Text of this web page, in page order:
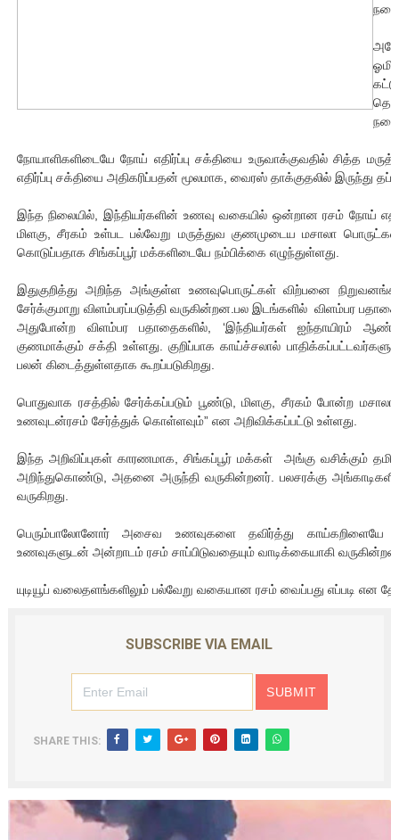
ஐ.நா முன்றலில் சீரற்ற காலநிலையிலும் தமிழின அழிப்பிற்கு
இளையராஜா – கமல் அவசர சந்திப்பு (படங்கள், விடியோ)
ஜனாதிபதி ஐக்கிய நாடுகளின் பொதுச் சபை கூட்டத்தில் இன்று
வலிமை தான் அஜித் திரைப்பயணத்திலே அதிக காலெக்ஷன் செய்த
நோயாளிகளிடையே நோய் எதிர்ப்பு சக்தியை உருவாக்குவதில் சித்த
எதிர்ப்பு சக்தியை அதிகரிப்பதன் மூலமாக, வைரஸ் தாக்குதலில் இருந்து
இந்த நிலையில், இந்தியர்களின் உணவு வகையில் ஒன்றான ரசம் நோய்
மிளகு, சீரகம் உள்பட பல்வேறு மருத்துவ குணமுடைய மசாலா
கொடுப்பதாக சிங்கப்பூர் மக்களிடையே நம்பிக்கை எழுந்துள்ளது.
இதுகுறித்து அறிந்த அங்குள்ள உணவுபொருட்கள் விற்பனை
சேர்க்குமாறு விளம்பரப்படுத்தி வருகின்றன.பல இடங்களில் விளம்பர
அதுபோன்ற விளம்பர பதாதைகளில், ‘இந்தியர்கள் ஐந்தாயிரம்
குணமாக்கும் சக்தி உள்ளது. குறிப்பாக காய்ச்சலால்
பலன் கிடைத்துள்ளதாக கூறப்படுகிறது.
பொதுவாக ரசத்தில் சேர்க்கப்படும் பூண்டு, மிளகு, சீரகம் போன்ற
உணவுடன்ரசம் சேர்த்துக் கொள்ளவும்” என அறிவிக்கப்பட்டு உள்ளது.
இந்த அறிவிப்புகள் காரணமாக, சிங்கப்பூர் மக்கள் அங்கு வசிக்கும்
அறிந்துகொண்டு, அதனை அருந்தி வருகின்றனர். பலசரக்கு
வருகிறது.
பெரும்பாலோனோர் அசைவ உணவுகளை தவிர்த்து காய்கறிளையே
உணவுகளுடன் அன்றாடம் ரசம் சாப்பிடுவதையும் வாடிக்கையாகி
யுடியூப் வலைதளங்களிலும் பல்வேறு வகையான ரசம் வைப்பது எப்படி என
SUBSCRIBE VIA EMAIL
SHARE THIS: